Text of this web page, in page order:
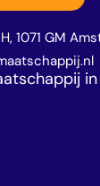
1071 GM